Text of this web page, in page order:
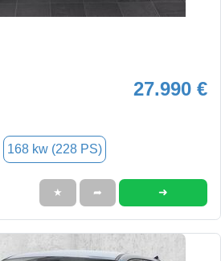
Alle Cookies ablehnen
27.990 €
168 kw (228 PS)
★ ➦ ➜